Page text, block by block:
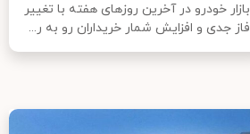
بازار خودرو در آخرین روزهای هفته با تغییر
فاز جدی و افزایش شمار خریداران رو به ر...